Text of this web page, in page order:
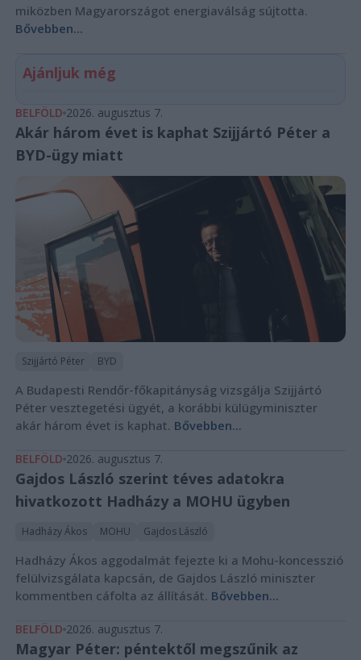
miközben Magyarországot energiaválság sújtotta.
Bővebben...
Ajánljuk még
BELFÖLD 2026. augusztus 7.
Akár három évet is kaphat Szijjártó Péter a
BYD-ügy miatt
Szijjártó Péter BYD
A Budapesti Rendőr-főkapitányság vizsgálja Szijjártó
Péter vesztegetési ügyét, a korábbi külügyminiszter
akár három évet is kaphat. Bővebben...
BELFÖLD 2026. augusztus 7.
Gajdos László szerint téves adatokra
hivatkozott Hadházy a MOHU ügyben
Hadházy Ákos MOHU Gajdos László
Hadházy Ákos aggodalmát fejezte ki a Mohu-koncesszió
felülvizsgálata kapcsán, de Gajdos László miniszter
kommentben cáfolta az állítását. Bővebben...
BELFÖLD 2026. augusztus 7.
Magyar Péter: péntektől megszűnik az